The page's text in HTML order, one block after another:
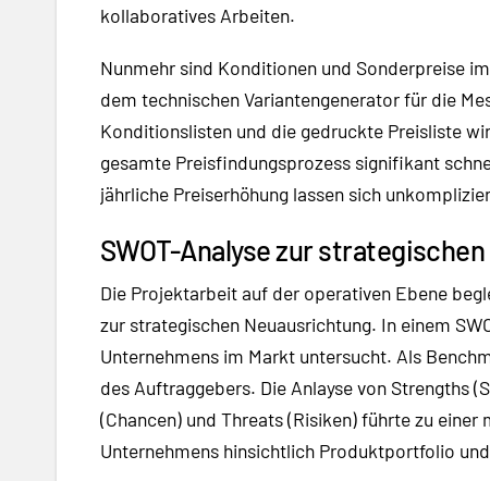
kollaboratives Arbeiten.
Nunmehr sind Konditionen und Sonderpreise
dem technischen Variantengenerator für die
Konditionslisten und die gedruckte Preisliste
gesamte Preisfindungsprozess signifikant
jährliche Preiserhöhung lassen sich
SWOT-Analyse zur
Die Projektarbeit auf der operativen Ebene
zur strategischen Neuausrichtung. In einem
Unternehmens im Markt untersucht. Als
des Auftraggebers. Die Anlayse von Strengths
(Chancen) und Threats (Risiken) führte zu
Unternehmens hinsichtlich Produktportfolio